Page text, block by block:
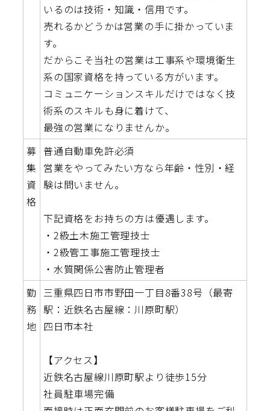
いるのは技術・知識・信用です。
売れるかどうかは営業の手に掛かっていま
す。
だからこそ当社の営業は工事系や環境衛生
系の国家資格を持っている方がいます。
コミュニケーションスキルだけではなく技
術系のスキルも身に着けて、
最強の営業になりませんか。
募
集
資
格
普通自動車免許必須
営業をやってみたい方なら年齢・性別・経
験は問いません。
下記資格をお持ちの方は優遇します。
・2級土木施工管理技士
・2級管工事施工管理技士
・水質関係公害防止管理者
勤
務
地
三重県四日市市野田一丁目8番38号（最寄
駅：近鉄名古屋線：川原町駅）
四日市本社
【アクセス】
近鉄名古屋線川原町駅より徒歩15分
社員駐車場完備